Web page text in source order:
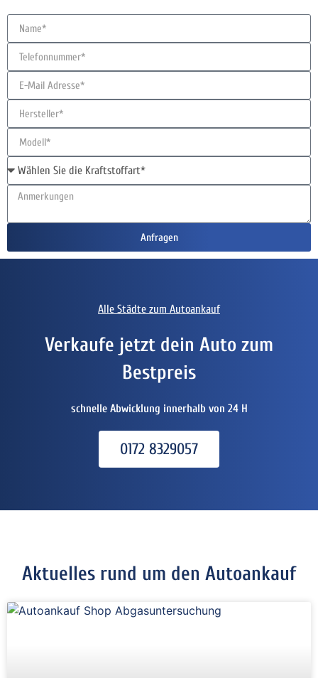
Anfragen
Alle Städte zum Autoankauf
Verkaufe jetzt dein Auto zum
Bestpreis
schnelle Abwicklung innerhalb von 24 H
0172 8329057
Aktuelles rund um den Autoankauf